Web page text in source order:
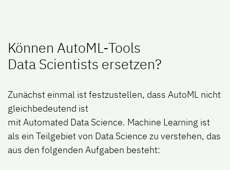
Können AutoML-Tools
Data Scientists ersetzen?
Zunächst einmal ist festzustellen, dass AutoML nicht
gleichbedeutend ist
mit Automated Data Science. Machine Learning ist
als ein Teilgebiet von Data Science zu verstehen, das
aus den folgenden Aufgaben besteht: